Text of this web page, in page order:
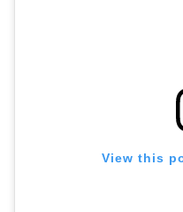
View this